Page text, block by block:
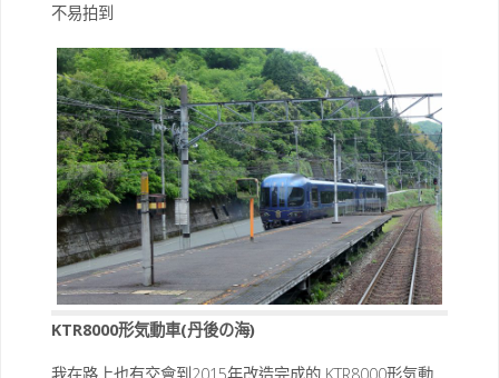
不易拍到
KTR8000形気動車(丹後の海)